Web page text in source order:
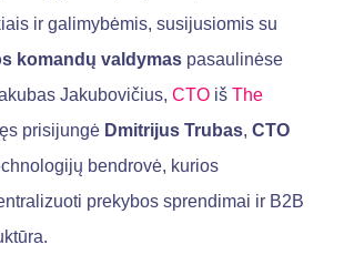
ir galimybėmis, susijusiomis su
komandų valdymas pasaulinėse
Jakubovičius, CTO iš The
prisijungė Dmitrijus Trubas, CTO
bendrovė, kurios
prekybos sprendimai ir B2B